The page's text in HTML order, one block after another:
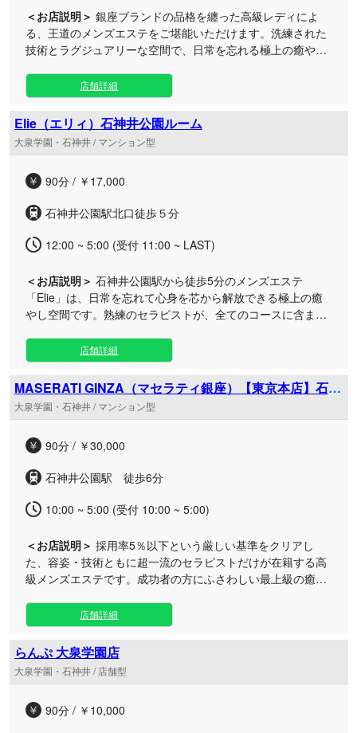
＜お店説明＞ 銀座ブランドの品格を纏った高級レディによ
る、王道のメンズエステをご堪能いただけます。洗練された
技術とラグジュアリーな空間で、日常を忘れる極上の癒やし
「銀座セレブ 信子」として、ハイクオリティーな施術とおも
てなしをご提供しております。厳選された最高峰の女性セラ
ピストが、細部まで行き届いた気配りと確かな技術で、心身
ともに深く解きほぐします。 石神井公園のルームでの施術は
もちろん、お客様のご指定の場所へ伺う出張サービスにも対
事前後や深夜のひとときなど、お客様のライフスタイルに合
す。銀座の王道と呼ぶにふさわしい贅沢なひとときを、ぜひ
心ゆくまでご堪能ください。
店舗詳細
Elie（エリィ）石神井公園ルーム
大泉学園・石神井 / マンション型
90分 / ￥17,000
石神井公園駅北口徒歩５分
12:00 ~ 5:00 (受付 11:00 ~ LAST)
＜お店説明＞ 石神井公園駅から徒歩5分のメンズエステ
「Elie」は、日常を忘れて心身を芯から解放できる極上の癒
やし空間です。熟練のセラピストが、全てのコースに含まれ
のひとときをお届けいたします。 「忙しい毎日の疲れをリセ
ットしたい」「自分だけの特別な時間を過ごしたい」という
男性のために、朝10時から翌朝5時まで、プライベート感あ
ふれるルームをご用意して心よりお待ちしております。 当店
こだわりのオイルトリートメントは、ただ流すだけでなく、
チ。絶妙な手技で全身の緊張を心地よく解きほぐします。今
す。夜遅くの駆け込みやお仕事帰り、休日のお手入れなど、
どうぞお気軽にお問い合わせください。上質なおもてなしと
確かな技術で、あなただけの至高のリラクゼーションをご提
店舗詳細
MASERATI GINZA（マセラティ銀座）【東京本店】石神
井公園ルーム
大泉学園・石神井 / マンション型
90分 / ￥30,000
石神井公園駅 徒歩6分
10:00 ~ 5:00 (受付 10:00 ~ 5:00)
＜お店説明＞ 採用率5％以下という厳しい基準をクリアし
た、容姿・技術ともに超一流のセラピストだけが在籍する高
級メンズエステです。成功者の方にふさわしい最上級の癒し
店が誇る圧倒的なクオリティを、ここ「石神井公園ルーム」
でもそのままご堪能いただけます。 当店が何よりもこだわっ
ているのは、徹底的に磨き上げられた施術レベルと、心から
リラックスしていただける高級感あふれる空間づくりです。
デビューまでに厳しい技術向上を重ねたプロフェッショナル
ないワンランク上の特別なおもてなしをご提供いたします。
店舗詳細
らんぷ 大泉学園店
大泉学園・石神井 / 店舗型
90分 / ￥10,000